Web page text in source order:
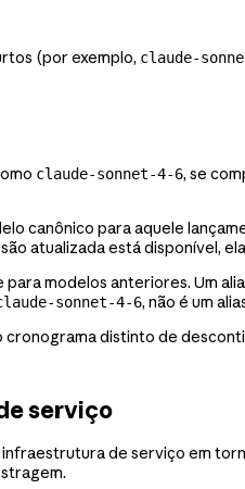
(por exemplo, claude-
claude-sonnet-4-6, se
canônico para aquele
atualizada está disponível,
modelos anteriores. Um
sonnet-4-6, não é um
distinto de
serviço
infraestrutura de serviço em